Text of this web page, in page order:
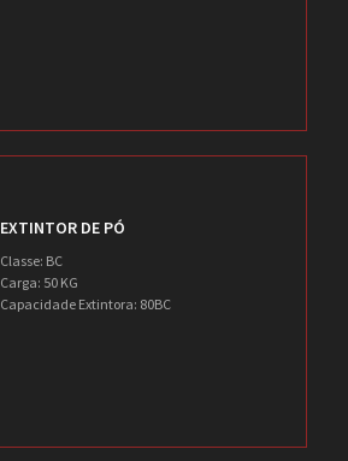
EXTINTOR DE PÓ
Classe: BC
Carga: 50 KG
Capacidade Extintora: 80BC